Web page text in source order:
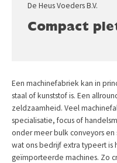
De Heus Voeders B.V.
Compact
Een machinefabriek kan in
staal of kunststof is. Een
zeldzaamheid. Veel
specialisatie, focus of
onder meer bulk conveyors en
wat ons bedrijf extra typeert is
geïmporteerde machines. Zo